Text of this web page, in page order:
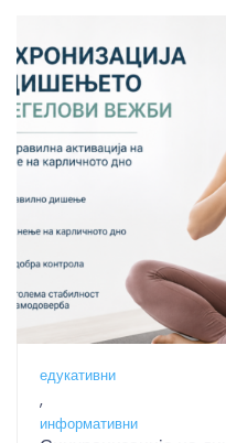
едукативни
,
информативни